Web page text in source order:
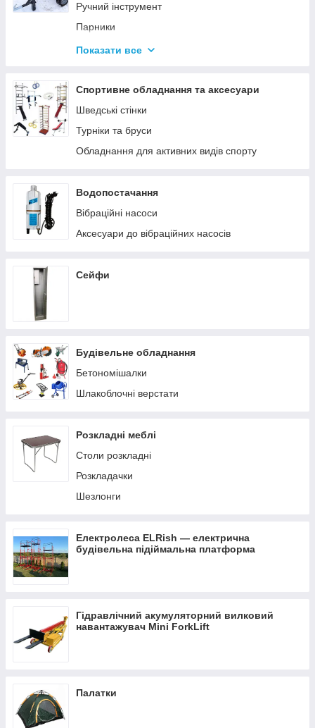
Ручний інструмент
Парники
Термоси
Показати все
Спортивне обладнання та аксесуари
Шведські стінки
Турніки та бруси
Обладнання для активних видів спорту
Водопостачання
Вібраційні насоси
Аксесуари до вібраційних насосів
Сейфи
Будівельне обладнання
Бетономішалки
Шлакоблочні верстати
Розкладні меблі
Столи розкладні
Розкладачки
Шезлонги
Електролеса ELRish — електрична
будівельна підіймальна платформа
Гідравлічний акумуляторний вилковий
навантажувач Mini ForkLift
Палатки